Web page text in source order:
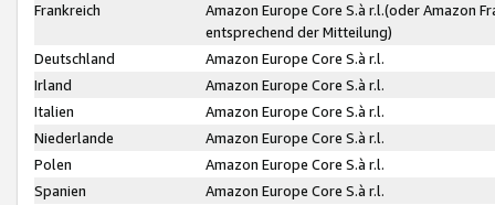
Frankreich
Amazon Europe Core S.à r.l.(oder Amazon
entsprechend der Mitteilung)
Deutschland
Amazon Europe Core S.à r.l.
Irland
Amazon Europe Core S.à r.l.
Italien
Amazon Europe Core S.à r.l.
Niederlande
Amazon Europe Core S.à r.l.
Polen
Amazon Europe Core S.à r.l.
Spanien
Amazon Europe Core S.à r.l.